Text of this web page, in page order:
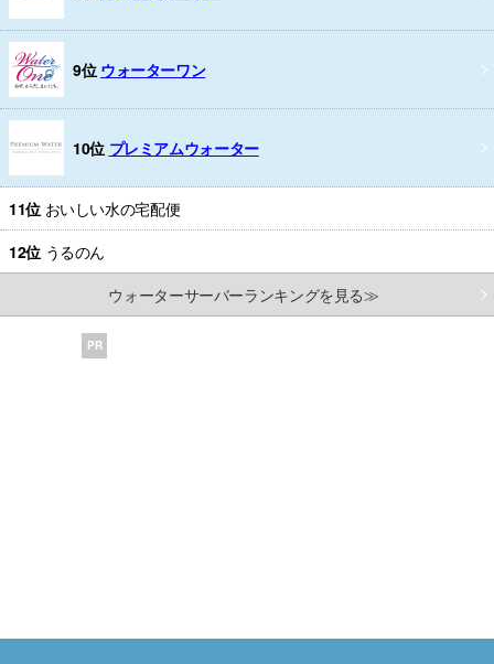
9位 ウォーターワン
10位 プレミアムウォーター
11位 おいしい水の宅配便
12位 うるのん
ウォーターサーバーランキングを見る≫
PR